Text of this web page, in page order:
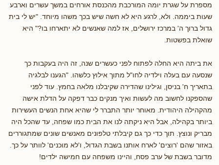
מספרת על שגרת יומה המורכבת מהכנסת אורחים במשך עשרים וארבע
שעות ביממה. ולא, לרגע היא לא חשה שיש בכך משהו מיוחד. "יש לי בית
גדול ברוך ה' במרכז ירושלים, אז למה שאנשים לא יתארחו בו?" היא
שואלת בפשטות.
את ביתה היא החלה לפתוח לפני כעשרים שנה, זה היה בעקבות כך
שנסעה עם בעלה וילדיה לחו"ל מתוך אילוץ כלשהו. "הגענו לבלגיה
בתאריך ח' בניסן, וגילינו שהדירה שקיבלנו מלאה בחמץ. עוד לפני
שהספקנו לחשוב מה לעשות ואיך מנקים כבר דפקה על הדלת אישה
מהקהילה היהודית. מאוחר יותר התברר לי שהיא אחת הנשים העשירות
ביותר בקהילה, אבל היא ניקתה לנו את הבית כמו שפחה, עד שהכל היה
מבריק ונוצץ. תוך כדי כך גם קיבלתי טלפונים מאנשים שונים שמתגוררים
באזור שהם 'רוצים' לארח אותנו בשבת הגדול, ו'לא מוכנים' לוותר על כך.
מדובר בשבת של ערב פסח, והיינו משפחה עם חמישה ילדים!